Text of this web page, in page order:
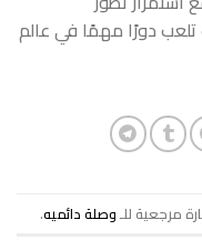
دورًا مهمًا في عالم
مرجعية للـوصلة دائميه.